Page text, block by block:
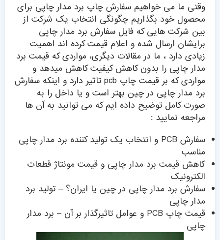
وقتی ما می خواهیم سفارش چاپ برد مدار چاپی برای
محصول خود بگذاریم چگونگی انتخاب یک شرکت از
بین شرکت هایی که فایل سفارش برد مدار چاپی
برایشان ارسال شده و اعلام قیمت کرده اند اهمیت
زیادی دارد ، ما در مقالات دیگری، مواردی که قیمت برد
مدار چاپی را بدون کاهش کیفیت کاهش میدهد و
مواردی که بر قیمت چاپ pcb تاثیر دارد و اینکه سفارش
برد مدار چاپی در چین بهتر است و یا داخل را به
صورت کامل توضیح داده ایم که می توانید به آن ها
مراجعه نمایید :
سفارش PCB و انتخاب یک تولید کننده برد مدار چاپی
مناسب
کاهش قیمت برد مدار چاپی و قیمت مونتاژ قطعات
الکترونیک
سفارش برد مدار چاپی در چین یا ایران؟ – تولید برد
مدار چاپی
قیمت چاپ PCB و عوامل تاثیرگذار بر آن – برد مدار
چاپی